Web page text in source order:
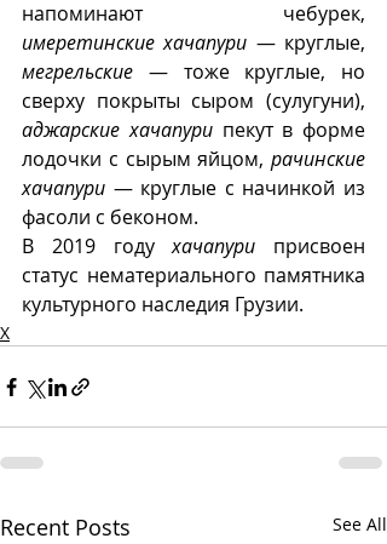
имеретинские хачапури
мегрельские — тоже круглые, но
аджарские хачапури пекут в форме
лодочки с сырым яйцом, рачинские
хачапури — круглые с начинкой из
фасоли с беконом.
В 2019 году хачапури присвоен
статус нематериального памятника
культурного наследия Грузии.
Х
Recent Posts See All